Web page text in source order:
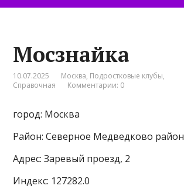
Мосзнайка
10.07.2025 Москва, Подростковые клубы,
Справочная
Комментарии: 0
город: Москва
Район: Северное Медведково район
Адрес: Заревый проезд, 2
Индекс: 127282.0